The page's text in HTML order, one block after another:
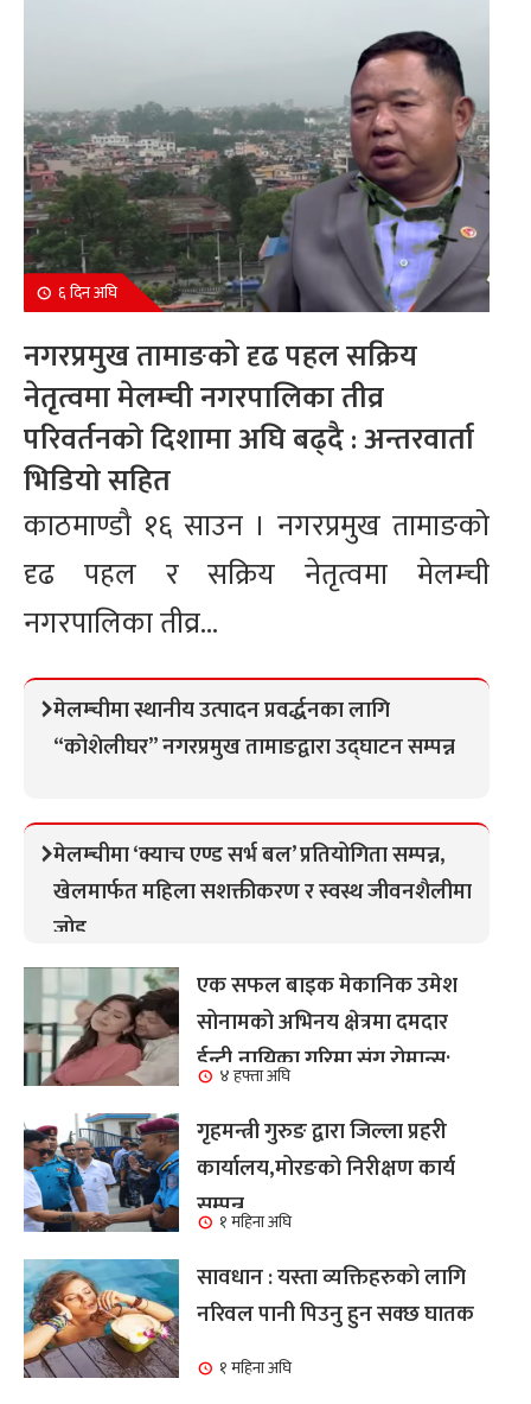
६ दिन अघि
नगरप्रमुख तामाङको दृढ पहल सक्रिय
नेतृत्वमा मेलम्ची नगरपालिका तीव्र
परिवर्तनको दिशामा अघि बढ्दै : अन्तरवार्ता
भिडियो सहित
काठमाण्डौ १६ साउन । नगरप्रमुख तामाङको
दृढ पहल र सक्रिय नेतृत्वमा मेलम्ची
नगरपालिका तीव्र...
मेलम्चीमा स्थानीय उत्पादन प्रवर्द्धनका लागि
“कोशेलीघर” नगरप्रमुख तामाङद्वारा उद्घाटन सम्पन्न
मेलम्चीमा ‘क्याच एण्ड सर्भ बल’ प्रतियोगिता सम्पन्न,
खेलमार्फत महिला सशक्तीकरण र स्वस्थ जीवनशैलीमा
जोड
एक सफल बाइक मेकानिक उमेश
सोनामको अभिनय क्षेत्रमा दमदार
ईन्ट्री,नायिका गरिमा संग रोमान्स:
हेर्नुहोस भिडियो ।
४ हफ्ता अघि
गृहमन्त्री गुरुङ द्वारा जिल्ला प्रहरी
कार्यालय,मोरङको निरीक्षण कार्य
सम्पन्न१ महिना अघि
सावधान : यस्ता व्यक्तिहरुको लागि
नरिवल पानी पिउनु हुन सक्छ घातक
१ महिना अघि